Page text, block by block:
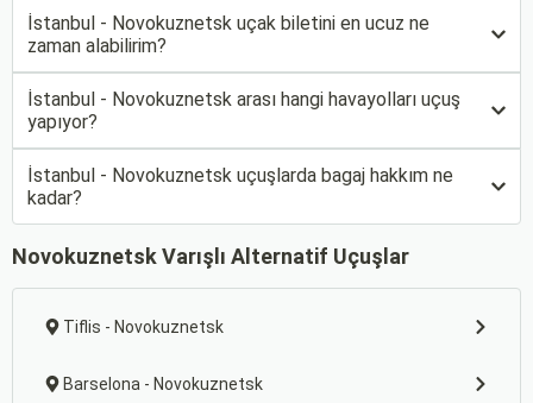
İstanbul - Novokuznetsk uçak biletini en ucuz ne
zaman alabilirim?
İstanbul - Novokuznetsk arası hangi havayolları uçuş
yapıyor?
İstanbul - Novokuznetsk uçuşlarda bagaj hakkım ne
kadar?
Novokuznetsk Varışlı Alternatif Uçuşlar
Tiflis - Novokuznetsk
Barselona - Novokuznetsk